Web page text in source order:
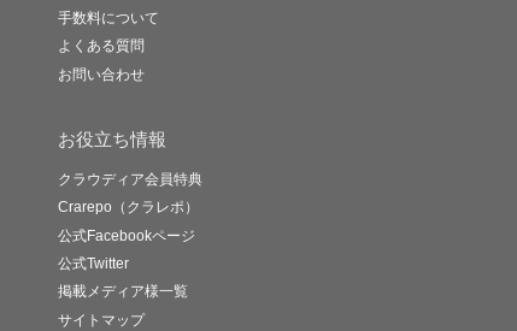
手数料について
よくある質問
お問い合わせ
お役立ち情報
クラウディア会員特典
Crarepo（クラレポ）
公式Facebookページ
公式Twitter
掲載メディア様一覧
サイトマップ